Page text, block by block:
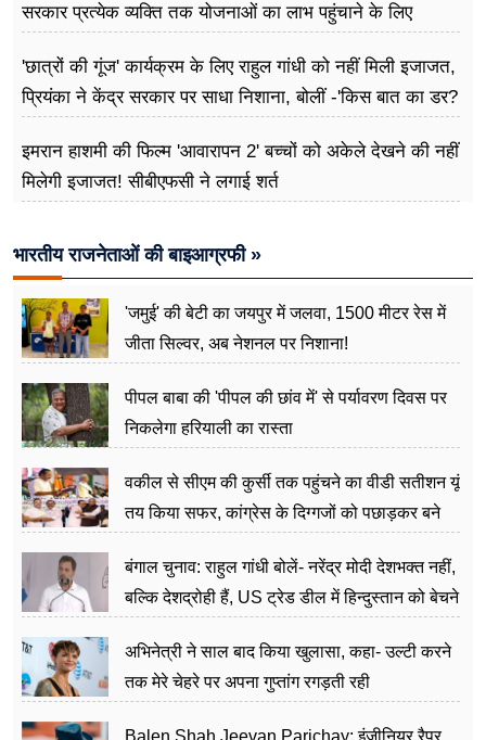
सरकार प्रत्येक व्यक्ति तक योजनाओं का लाभ पहुंचाने के लिए
'छात्रों की गूंज' कार्यक्रम के लिए राहुल गांधी को नहीं मिली इजाजत,
प्रियंका ने केंद्र सरकार पर साधा निशाना, बोलीं -'किस बात का डर?
इमरान हाशमी की फिल्म 'आवारापन 2' बच्चों को अकेले देखने की नहीं
मिलेगी इजाजत! सीबीएफसी ने लगाई शर्त
भारतीय राजनेताओं की बाइआग्रफी »
'जमुई' की बेटी का जयपुर में जलवा, 1500 मीटर रेस में
जीता सिल्वर, अब नेशनल पर निशाना!
पीपल बाबा की 'पीपल की छांव में' से पर्यावरण दिवस पर
निकलेगा हरियाली का रास्ता
वकील से सीएम की कुर्सी तक पहुंचने का वीडी सतीशन यूं
तय किया सफर, कांग्रेस के दिग्गजों को पछाड़कर बने
बंगाल चुनाव: राहुल गांधी बोलें- नरेंद्र मोदी देशभक्त नहीं,
बल्कि देशद्रोही हैं, US ट्रेड डील में हिन्दुस्तान को बेचने
अभिनेत्री ने साल बाद किया खुलासा, कहा- उल्टी करने
तक मेरे चेहरे पर अपना गुप्तांग रगड़ती रही
Balen Shah Jeevan Parichay: इंजीनियर,रैपर